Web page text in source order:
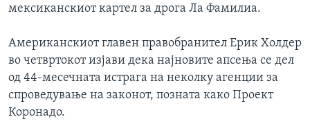
ЗДРАВЈЕ
УМЕТНОСТ И ЗАБАВА
ИНТЕРВЈУА
ИЗБОРИ ВО САД 2020 - АРХИВА
Јазици
мексиканскиот картел за дрога Ла Фамилиа.
Американскиот главен правобранител Ерик Холдер
во четвртокот изјави дека најновите апсења се дел
од 44-месечната истрага на неколку агенции за
спроведување на законот, позната како Проект
Коронадо.